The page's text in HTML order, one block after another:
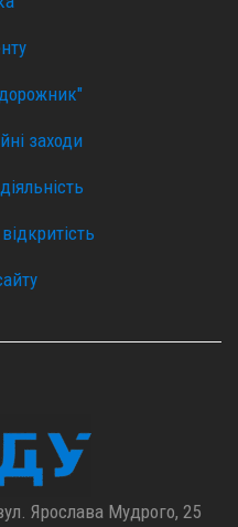
заходи
Ярослава Мудрого, 25